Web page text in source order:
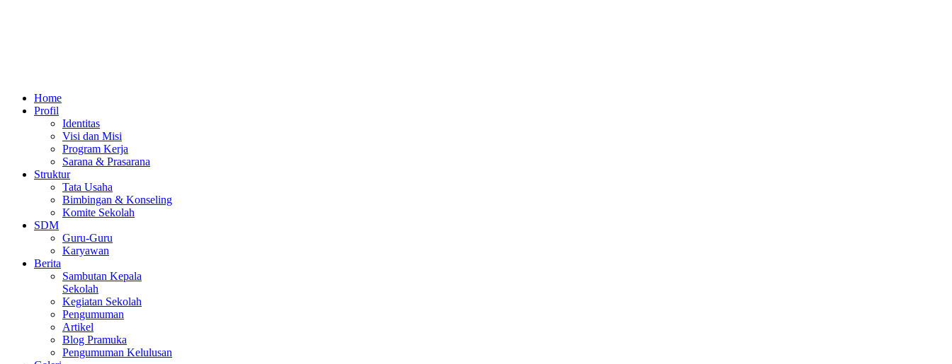
Home
Profil
Identitas
Visi dan Misi
Program Kerja
Sarana & Prasarana
Struktur
Tata Usaha
Bimbingan & Konseling
Komite Sekolah
SDM
Guru-Guru
Karyawan
Berita
Sambutan Kepala
Sekolah
Kegiatan Sekolah
Pengumuman
Artikel
Blog Pramuka
Pengumuman Kelulusan